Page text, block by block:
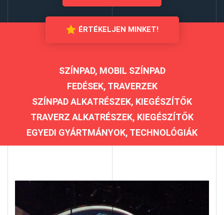
ÉRTÉKELJEN MINKET!
SZÍNPAD, MOBIL SZÍNPAD
FEDÉSEK, TRAVERZEK
SZÍNPAD ALKATRÉSZEK, KIEGÉSZÍTŐK
TRAVERZ ALKATRÉSZEK, KIEGÉSZÍTŐK
EGYEDI GYÁRTMÁNYOK, TECHNOLÓGIÁK